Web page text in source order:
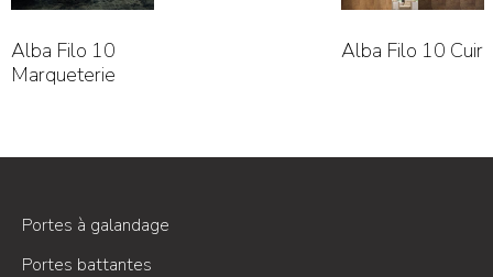
Alba Filo 10
Marqueterie
Alba Filo 10 Cuir
Portes à galandage
Portes battantes